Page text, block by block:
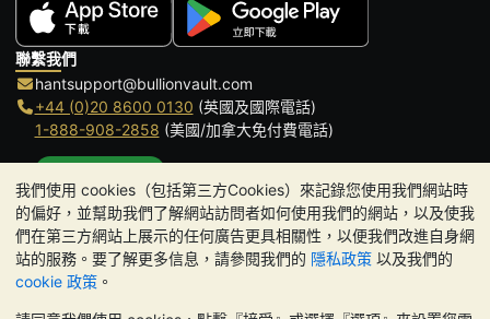
我們使用 cookies（包括第三方Cookies）來記錄您使用我們網站時
的偏好，並幫助我們了解網站訪問者如何使用我們的網站，以及使我
們在第三方網站上展示的任何廣告更具相關性，以便我們改進自身網
站的服務。要了解更多信息，請參閱我們的 隱私政策 以及我們的
cookie 政策 。
聯繫我們
hantsupport@bullionvault.com
+44 (0)20 8600 0130 (英國及國際電話)
1-888-908-2858 (美國/加拿大免付費電話)
辦公時間:
9am to 8:30pm (英國時間), 周一至周五
Galmarley Ltd T/A BullionVault
3 Shortlands (7th Floor)